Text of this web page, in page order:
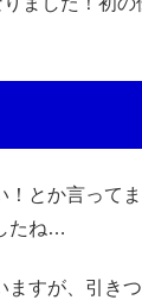
！とか言って
たね…
ますが、引き